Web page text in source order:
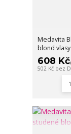
Medavita
blond
608 Kč
502 Kč bez